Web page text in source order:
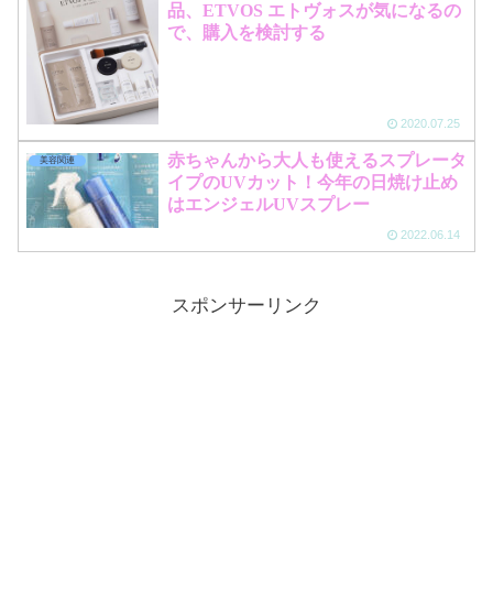
品、ETVOS エトヴォスが気になるの
で、購入を検討する
2020.07.25
美容関連
赤ちゃんから大人も使えるスプレータ
イプのUVカット！今年の日焼け止め
はエンジェルUVスプレー
2022.06.14
スポンサーリンク